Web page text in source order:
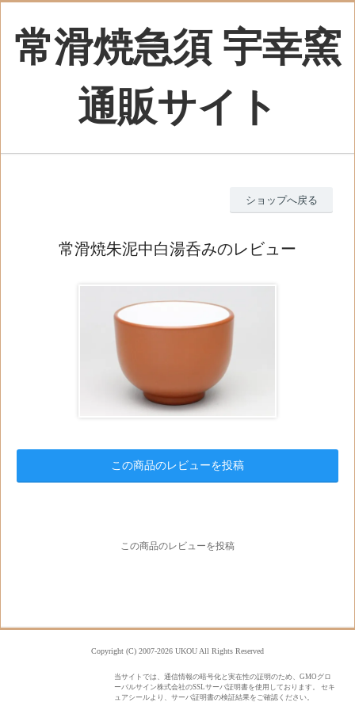
常滑焼急須 宇幸窯
通販サイト
ショップへ戻る
常滑焼朱泥中白湯呑みのレビュー
この商品のレビューを投稿
この商品のレビューを投稿
Copyright (C) 2007-2026 UKOU All Rights Reserved
当サイトでは、通信情報の暗号化と実在性の証明のため、GMOグロ
ーバルサイン株式会社のSSLサーバ証明書を使用しております。 セキ
ュアシールより、サーバ証明書の検証結果をご確認ください。